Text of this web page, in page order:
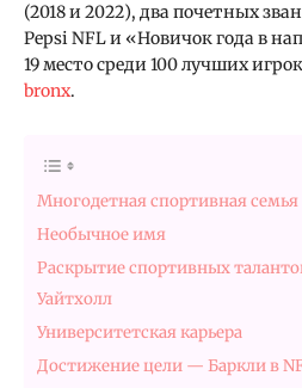
(2018 и 2022), два почетных
Pepsi NFL и «Новичок года в
19 место среди 100 лучших
bronx.
Многодетная спортивная семья
Необычное имя
Раскрытие спортивных
Уайтхолл
Университетская карьера
Достижение цели — Баркли в